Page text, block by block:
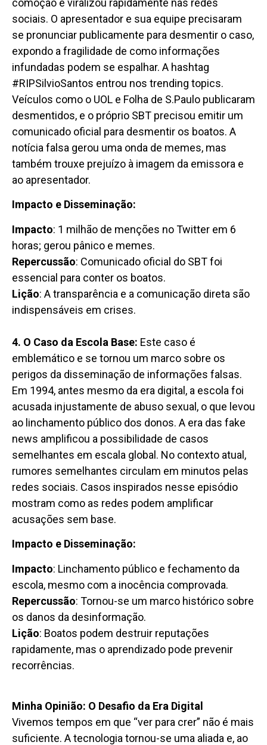
comoção e viralizou rapidamente nas redes
sociais. O apresentador e sua equipe precisaram
se pronunciar publicamente para desmentir o caso,
expondo a fragilidade de como informações
infundadas podem se espalhar. A hashtag
#RIPSilvioSantos entrou nos trending topics.
Veículos como o UOL e Folha de S.Paulo publicaram
desmentidos, e o próprio SBT precisou emitir um
comunicado oficial para desmentir os boatos. A
notícia falsa gerou uma onda de memes, mas
também trouxe prejuízo à imagem da emissora e
ao apresentador.
Impacto e Disseminação:
Impacto: 1 milhão de menções no Twitter em 6
horas; gerou pânico e memes.
Repercussão: Comunicado oficial do SBT foi
essencial para conter os boatos.
Lição: A transparência e a comunicação direta são
indispensáveis em crises.
4. O Caso da Escola Base: Este caso é
emblemático e se tornou um marco sobre os
perigos da disseminação de informações falsas.
Em 1994, antes mesmo da era digital, a escola foi
acusada injustamente de abuso sexual, o que levou
ao linchamento público dos donos. A era das fake
news amplificou a possibilidade de casos
semelhantes em escala global. No contexto atual,
rumores semelhantes circulam em minutos pelas
redes sociais. Casos inspirados nesse episódio
mostram como as redes podem amplificar
acusações sem base.
Impacto e Disseminação:
Impacto: Linchamento público e fechamento da
escola, mesmo com a inocência comprovada.
Repercussão: Tornou-se um marco histórico sobre
os danos da desinformação.
Lição: Boatos podem destruir reputações
rapidamente, mas o aprendizado pode prevenir
recorrências.
Minha Opinião: O Desafio da Era Digital
Vivemos tempos em que “ver para crer” não é mais
suficiente. A tecnologia tornou-se uma aliada e, ao